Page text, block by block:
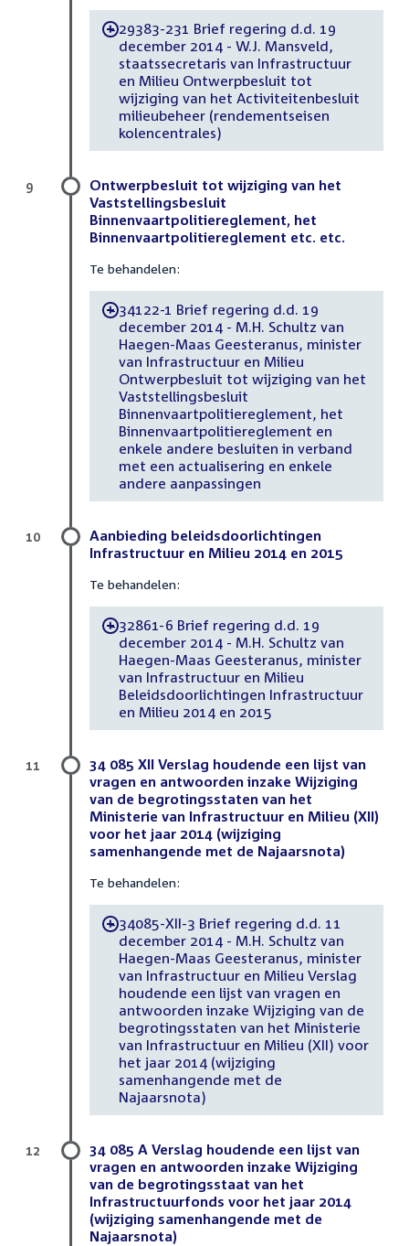
-29383-231 Brief regering d.d. 19
december 2014 - W.J. Mansveld,
staatssecretaris van Infrastructuur
en Milieu Ontwerpbesluit tot
wijziging van het Activiteitenbesluit
milieubeheer (rendementseisen
kolencentrales)
Ontwerpbesluit tot wijziging van het
Vaststellingsbesluit
Binnenvaartpolitiereglement, het
Binnenvaartpolitiereglement etc. etc.
Te behandelen:
-34122-1 Brief regering d.d. 19
december 2014 - M.H. Schultz van
Haegen-Maas Geesteranus, minister
van Infrastructuur en Milieu
Ontwerpbesluit tot wijziging van het
Vaststellingsbesluit
Binnenvaartpolitiereglement, het
Binnenvaartpolitiereglement en
enkele andere besluiten in verband
met een actualisering en enkele
andere aanpassingen
9
Aanbieding beleidsdoorlichtingen
Infrastructuur en Milieu 2014 en 2015
Te behandelen:
-32861-6 Brief regering d.d. 19
december 2014 - M.H. Schultz van
Haegen-Maas Geesteranus, minister
van Infrastructuur en Milieu
Beleidsdoorlichtingen Infrastructuur
en Milieu 2014 en 2015
10
34 085 XII Verslag houdende een lijst van
vragen en antwoorden inzake Wijziging
van de begrotingsstaten van het
Ministerie van Infrastructuur en Milieu (XII)
voor het jaar 2014 (wijziging
samenhangende met de Najaarsnota)
Te behandelen:
-34085-XII-3 Brief regering d.d. 11
december 2014 - M.H. Schultz van
Haegen-Maas Geesteranus, minister
van Infrastructuur en Milieu Verslag
houdende een lijst van vragen en
antwoorden inzake Wijziging van de
begrotingsstaten van het Ministerie
van Infrastructuur en Milieu (XII) voor
het jaar 2014 (wijziging
samenhangende met de
Najaarsnota)
11
34 085 A Verslag houdende een lijst van
vragen en antwoorden inzake Wijziging
van de begrotingsstaat van het
Infrastructuurfonds voor het jaar 2014
(wijziging samenhangende met de
Najaarsnota)
12